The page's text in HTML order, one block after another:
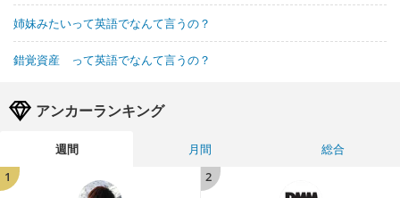
姉妹みたいって英語でなんて言うの？
錯覚資産 って英語でなんて言うの？
アンカーランキング
週間 月間
総合
1
2